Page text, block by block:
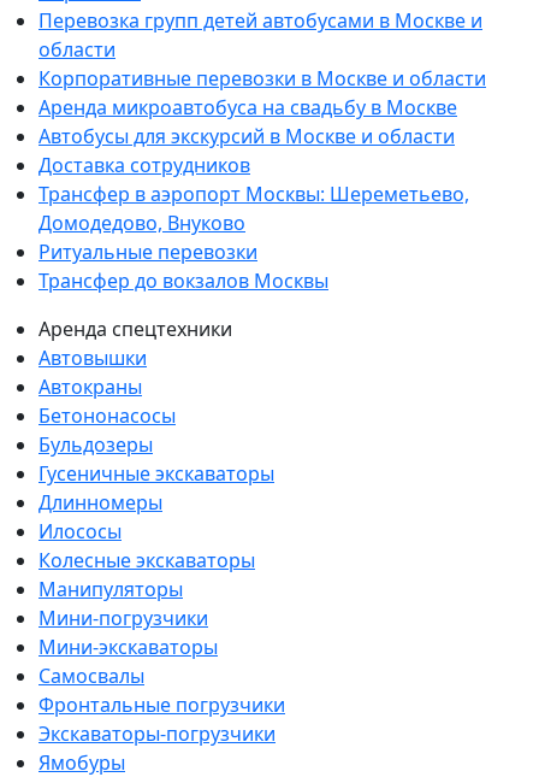
Перевозка групп детей автобусами в Москве и
области
Корпоративные перевозки в Москве и области
Аренда микроавтобуса на свадьбу в Москве
Автобусы для экскурсий в Москве и области
Доставка сотрудников
Трансфер в аэропорт Москвы: Шереметьево,
Домодедово, Внуково
Ритуальные перевозки
Трансфер до вокзалов Москвы
Аренда спецтехники
Автовышки
Автокраны
Бетононасосы
Бульдозеры
Гусеничные экскаваторы
Длинномеры
Илососы
Колесные экскаваторы
Манипуляторы
Мини-погрузчики
Мини-экскаваторы
Самосвалы
Фронтальные погрузчики
Экскаваторы-погрузчики
Ямобуры